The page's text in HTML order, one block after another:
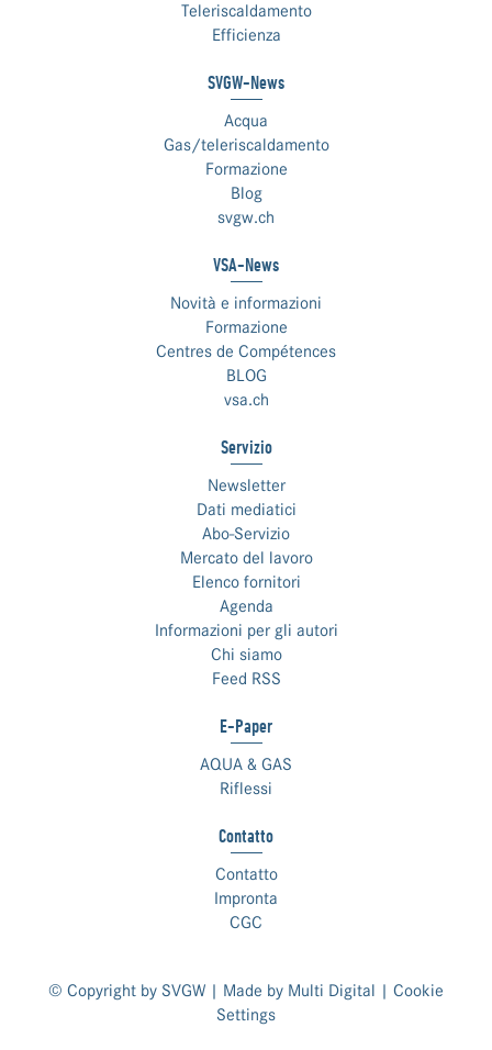
Teleriscaldamento
Efficienza
SVGW-News
Acqua
Gas/teleriscaldamento
Formazione
Blog
svgw.ch
VSA-News
Novità e informazioni
Formazione
Centres de Compétences
BLOG
vsa.ch
Servizio
Newsletter
Dati mediatici
Abo-Servizio
Mercato del lavoro
Elenco fornitori
Agenda
Informazioni per gli autori
Chi siamo
Feed RSS
E-Paper
AQUA & GAS
Riflessi
Contatto
Contatto
Impronta
CGC
© Copyright by SVGW | Made by Multi Digital | Cookie
Settings